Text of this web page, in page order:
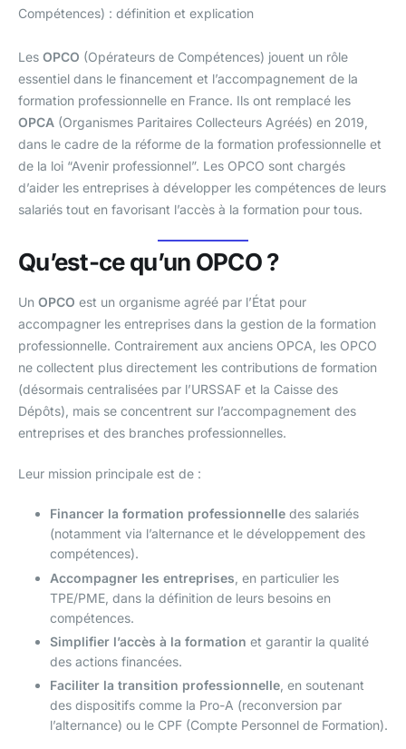
Compétences) : définition et explication
Les OPCO (Opérateurs de Compétences) jouent un rôle
essentiel dans le financement et l’accompagnement de la
formation professionnelle en France. Ils ont remplacé les
OPCA (Organismes Paritaires Collecteurs Agréés) en 2019,
dans le cadre de la réforme de la formation professionnelle et
de la loi “Avenir professionnel”. Les OPCO sont chargés
d’aider les entreprises à développer les compétences de leurs
salariés tout en favorisant l’accès à la formation pour tous.
Qu’est-ce qu’un OPCO ?
Un OPCO est un organisme agréé par l’État pour
accompagner les entreprises dans la gestion de la formation
professionnelle. Contrairement aux anciens OPCA, les OPCO
ne collectent plus directement les contributions de formation
(désormais centralisées par l’URSSAF et la Caisse des
Dépôts), mais se concentrent sur l’accompagnement des
entreprises et des branches professionnelles.
Leur mission principale est de :
Financer la formation professionnelle des salariés
(notamment via l’alternance et le développement des
compétences).
Accompagner les entreprises , en particulier les
TPE/PME, dans la définition de leurs besoins en
compétences.
Simplifier l’accès à la formation et garantir la qualité
des actions financées.
Faciliter la transition professionnelle , en soutenant
des dispositifs comme la Pro-A (reconversion par
l’alternance) ou le CPF (Compte Personnel de Formation).